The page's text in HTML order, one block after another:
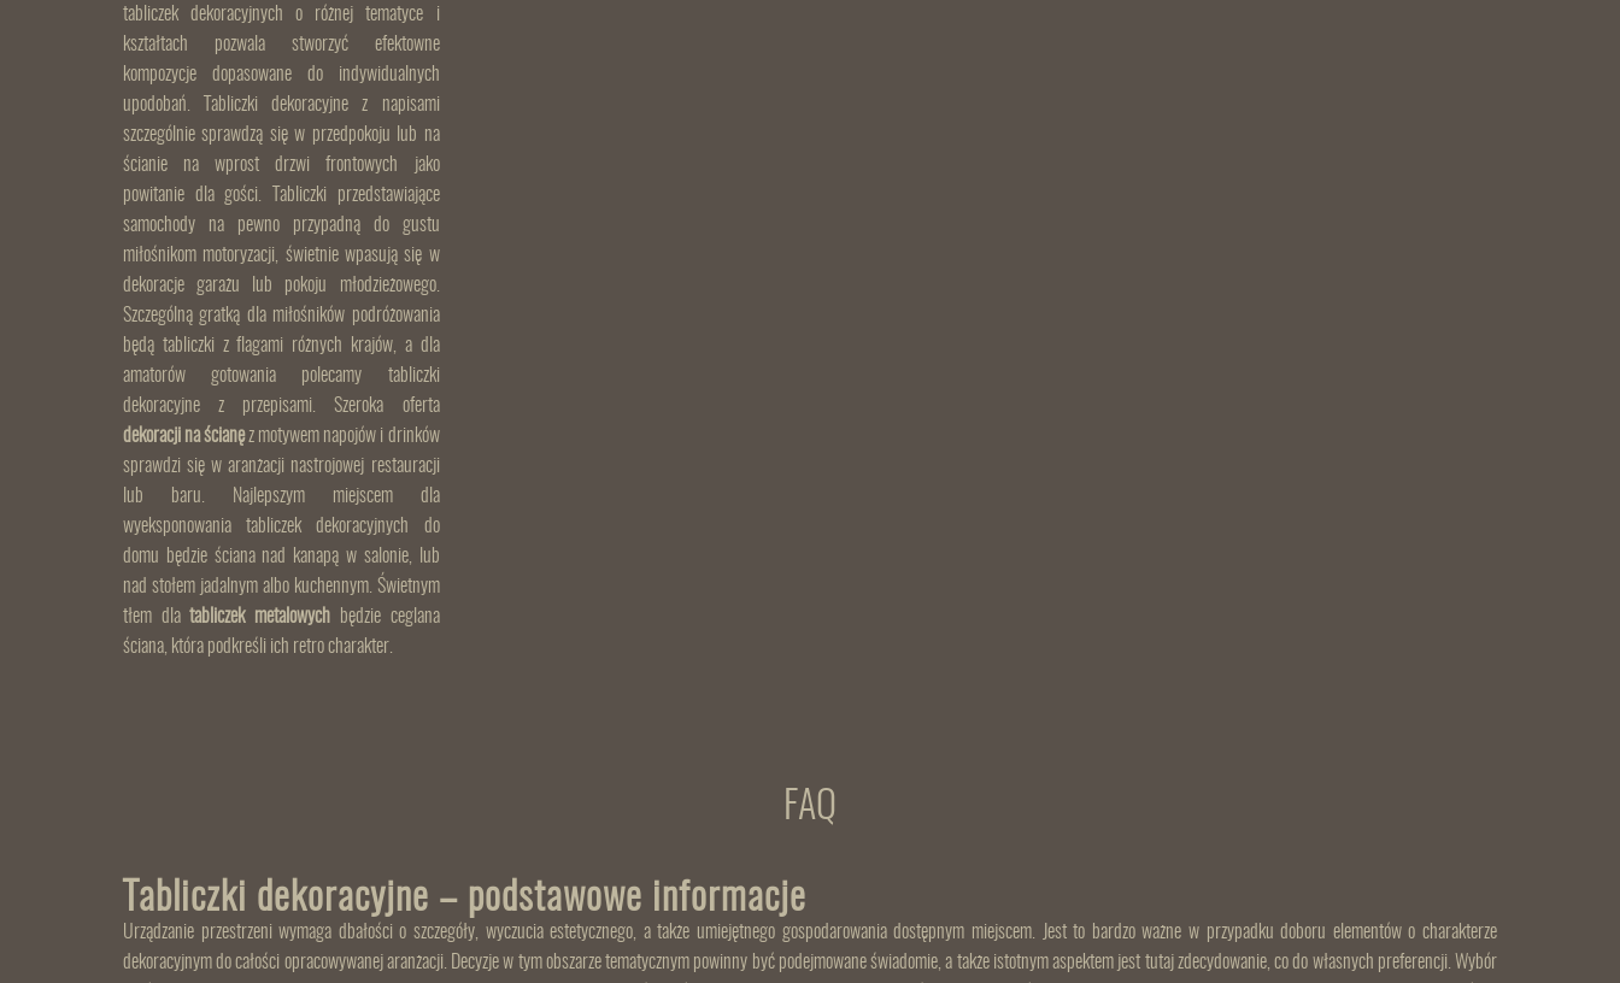
tabliczek dekoracyjnych o różnej tematyce i
kształtach pozwala stworzyć efektowne
kompozycje dopasowane do indywidualnych
upodobań. Tabliczki dekoracyjne z napisami
szczególnie sprawdzą się w przedpokoju lub na
ścianie na wprost drzwi frontowych jako
powitanie dla gości. Tabliczki przedstawiające
samochody na pewno przypadną do gustu
miłośnikom motoryzacji, świetnie wpasują się w
dekoracje garażu lub pokoju młodzieżowego.
Szczególną gratką dla miłośników podróżowania
będą tabliczki z flagami różnych krajów, a dla
amatorów gotowania polecamy tabliczki
dekoracyjne z przepisami. Szeroka oferta
dekoracji na ścianęz motywem napojów i drinków
sprawdzi się w aranżacji nastrojowej restauracji
lub baru. Najlepszym miejscem dla
wyeksponowania tabliczek dekoracyjnych do
domu będzie ściana nad kanapą w salonie, lub
nad stołem jadalnym albo kuchennym. Świetnym
tłem dlatabliczek metalowych będzie ceglana
ściana, która podkreśli ich retro charakter.
FAQ
Tabliczki dekoracyjne – podstawowe informacje
Urządzanie przestrzeni wymaga dbałości o szczegóły, wyczucia estetycznego, a także umiejętnego gospodarowania dostępnym miejscem. Jest to bardzo ważne w przypadku doboru elementów o charakterze
dekoracyjnym do całości opracowywanej aranżacji. Decyzje w tym obszarze tematycznym powinny być podejmowane świadomie, a także istotnym aspektem jest tutaj zdecydowanie, co do własnych preferencji. Wybór